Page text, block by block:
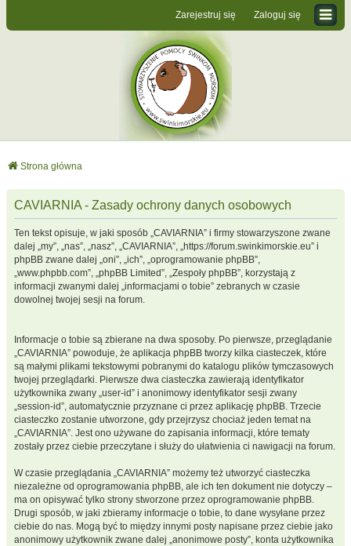
Zaloguj się
Zarejestruj się
Strona główna
CAVIARNIA - Zasady ochrony danych osobowych
Ten tekst opisuje, w jaki sposób „CAVIARNIA” i firmy stowarzyszone zwane
dalej „my”, „nas”, „nasz”, „CAVIARNIA”, „https://forum.swinkimorskie.eu” i
phpBB zwane dalej „oni”, „ich”, „oprogramowanie phpBB”,
„www.phpbb.com”, „phpBB Limited”, „Zespoły phpBB”, korzystają z
informacji zwanymi dalej „informacjami o tobie” zebranych w czasie
dowolnej twojej sesji na forum.
Informacje o tobie są zbierane na dwa sposoby. Po pierwsze, przeglądanie
„CAVIARNIA” powoduje, że aplikacja phpBB tworzy kilka ciasteczek, które
są małymi plikami tekstowymi pobranymi do katalogu plików tymczasowych
twojej przeglądarki. Pierwsze dwa ciasteczka zawierają identyfikator
użytkownika zwany „user-id” i anonimowy identyfikator sesji zwany
„session-id”, automatycznie przyznane ci przez aplikację phpBB. Trzecie
ciasteczko zostanie utworzone, gdy przejrzysz chociaż jeden temat na
„CAVIARNIA”. Jest ono używane do zapisania informacji, które tematy
zostały przez ciebie przeczytane i służy do ułatwienia ci nawigacji na forum.
W czasie przeglądania „CAVIARNIA” możemy też utworzyć ciasteczka
niezależne od oprogramowania phpBB, ale ich ten dokument nie dotyczy –
ma on opisywać tylko strony stworzone przez oprogramowanie phpBB.
Drugi sposób, w jaki zbieramy informacje o tobie, to dane wysyłane przez
ciebie do nas. Mogą być to między innymi posty napisane przez ciebie jako
anonimowy użytkownik zwane dalej „anonimowe posty”, konta użytkownika